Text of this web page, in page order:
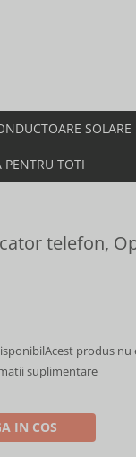
SOLARE
PENTRU TOTI
telefon,
Acest produs
suplimentare
IN COS